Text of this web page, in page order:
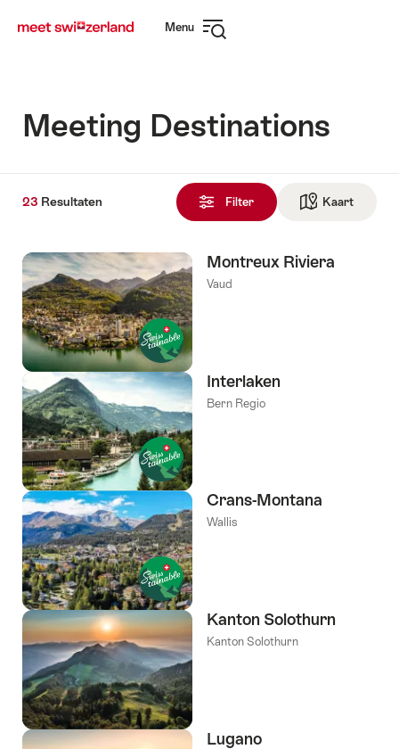
Menu
Meeting Destinations
Resultaten
Filter Kaart
23 Resultaten
Montreux Riviera
Vaud
Interlaken
Bern Regio
Crans-Montana
Wallis
Kanton Solothurn
Kanton Solothurn
Lugano